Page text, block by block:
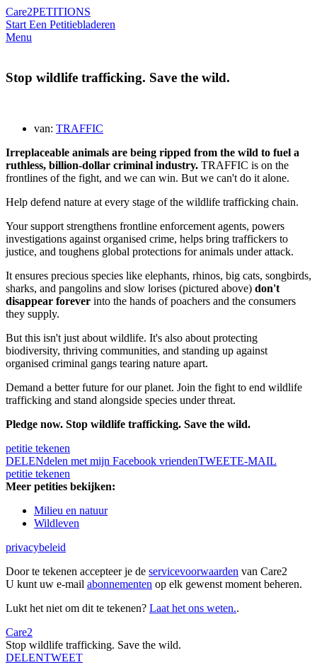
Care2PETITIONS
Start Een Petitiebladeren
Menu
Stop wildlife trafficking. Save the wild.
van: TRAFFIC
Irreplaceable animals are being ripped from the wild to fuel a
ruthless, billion-dollar criminal industry. TRAFFIC is on the
frontlines of the fight, and we can win. But we can't do it alone.
Help defend nature at every stage of the wildlife trafficking chain.
Your support strengthens frontline enforcement agents, powers
investigations against organised crime, helps bring traffickers to
justice, and toughens global protections for animals under attack.
It ensures precious species like elephants, rhinos, big cats, songbirds,
sharks, and pangolins and slow lorises (pictured above) don't
disappear forever into the hands of poachers and the consumers
they supply.
But this isn't just about wildlife. It's also about protecting
biodiversity, thriving communities, and standing up against
organised criminal gangs tearing nature apart.
Demand a better future for our planet. Join the fight to end wildlife
trafficking and stand alongside species under threat.
Pledge now. Stop wildlife trafficking. Save the wild.
petitie tekenen
DELENdelen met mijn Facebook vriendenTWEETE-MAIL
petitie tekenen
Meer petities bekijken:
Milieu en natuur
Wildleven
privacybeleid
Door te tekenen accepteer je de servicevoorwaarden van Care2
U kunt uw e-mail abonnementen op elk gewenst moment beheren.
Lukt het niet om dit te tekenen? Laat het ons weten..
Care2
Stop wildlife trafficking. Save the wild.
DELENTWEET